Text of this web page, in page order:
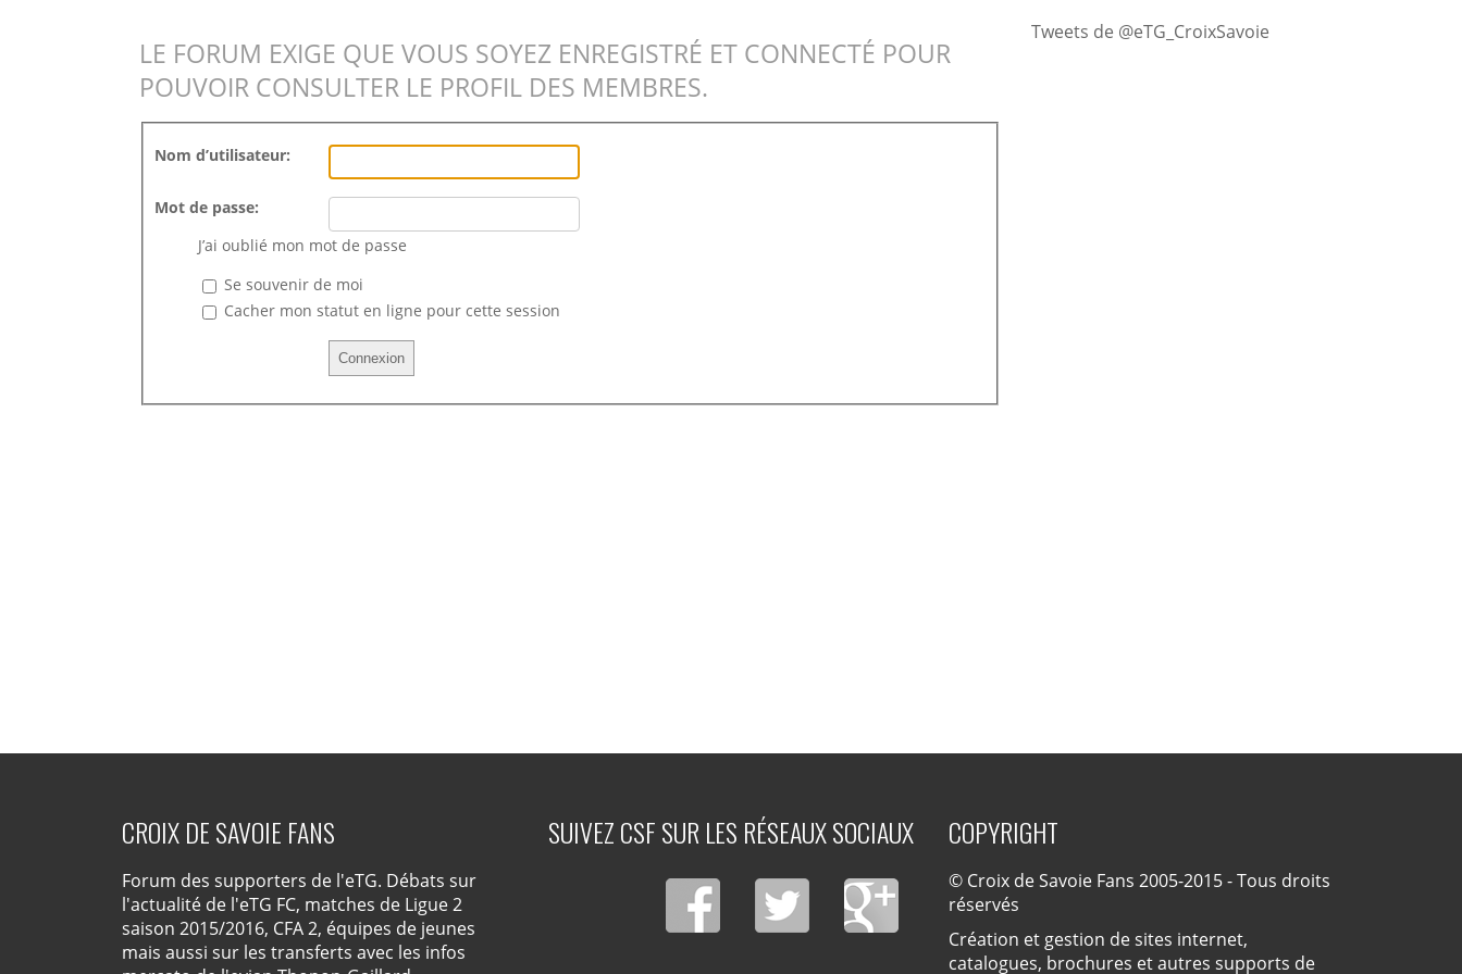
LE FORUM EXIGE QUE VOUS SOYEZ ENREGISTRÉ ET CONNECTÉ POUR
POUVOIR CONSULTER LE PROFIL DES MEMBRES.
Nom d’utilisateur:
Mot de passe:
J’ai oublié mon mot de passe
Se souvenir de moi
Cacher mon statut en ligne pour cette session
Tweets de @eTG_CroixSavoie
CROIX DE SAVOIE FANS
Forum des supporters de l'eTG. Débats sur
l'actualité de l'eTG FC, matches de Ligue 2
saison 2015/2016, CFA 2, équipes de jeunes
mais aussi sur les transferts avec les infos
SUIVEZ CSF SUR LES RÉSEAUX SOCIAUX COPYRIGHT
© Croix de Savoie Fans 2005-2015 - Tous droits
réservés
Création et gestion de sites internet,
catalogues, brochures et autres supports de